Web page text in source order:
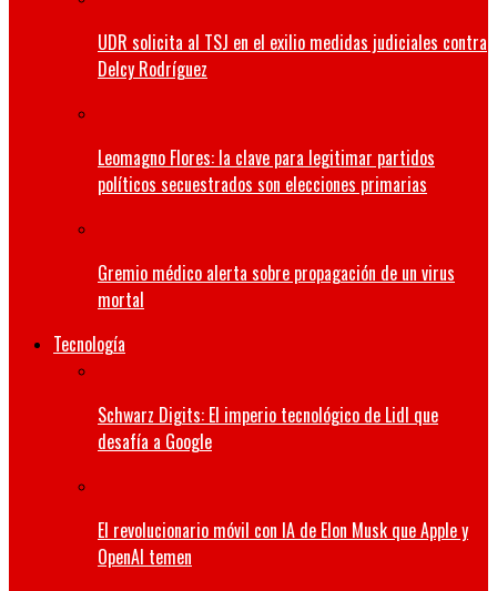
UDR solicita al TSJ en el exilio medidas judiciales contra
Delcy Rodríguez
Leomagno Flores: la clave para legitimar partidos
políticos secuestrados son elecciones primarias
Gremio médico alerta sobre propagación de un virus
mortal
Tecnología
Schwarz Digits: El imperio tecnológico de Lidl que
desafía a Google
El revolucionario móvil con IA de Elon Musk que Apple y
OpenAI temen